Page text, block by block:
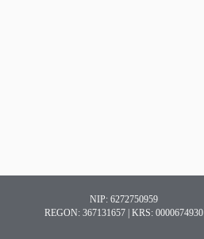
NIP: 6272750959
REGON: 367131657 | KRS: 0000674930